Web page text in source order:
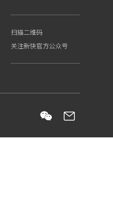
扫描二维码
关注新快官方公众号